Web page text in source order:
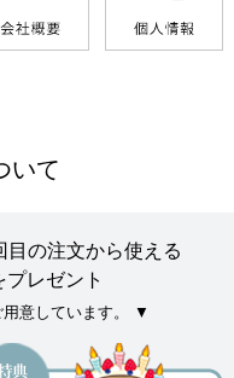
いて
の注文から使える
プレゼント
意しています。